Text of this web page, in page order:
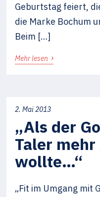
Geburtstag feiert,
die Marke Bochum
Beim […]
Mehr lesen ›
2. Mai 2013
„Als der
Taler mehr
wollte…“
„Fit im Umgang mit